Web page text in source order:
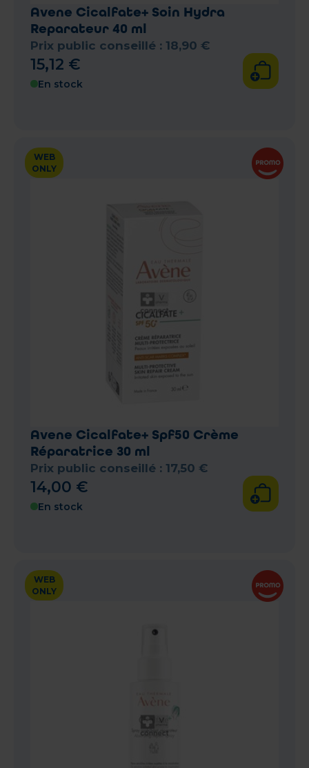
Avene Cicalfate+ Soin Hydra
Reparateur 40 ml
Prix public conseillé : 18,90 €
15,12 €
En stock
WEB
ONLY
Avene Cicalfate+ Spf50 Crème
Réparatrice 30 ml
Prix public conseillé : 17,50 €
14,00 €
En stock
WEB
ONLY